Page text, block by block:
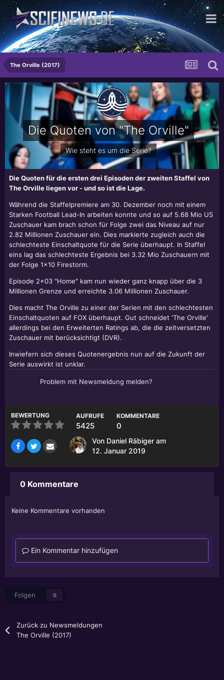
...mit dem mächtigen Spaß verständiger Eimer.
The Orville (2017)
Die Quoten von "The Orville"
Wie steht es um die Serie?
Die Quoten für die ersten drei Episoden der zweiten Staffel von
The Orville liegen vor - und so ist die Lage.
Während die Staffelpremiere am 30. Dezember noch mit einem
Starken Football Lead-In arbeiten konnte und so auf 5.68 Mio US
Zuschauer kam brach schon für Folge zwei das Niveau auf nur
2.82 Millionen Zuschauer ein. Dies markierte zugleich auch die
schlechteste Einschaltquote für die Serie überhaupt. In Staffel
eins lag das schlechteste Ergebnis bei 3.32 Mio Zuschauern mit
der Folge 1x10 Firestorm.
Episode 2x03 "Home" kam nun wieder ganz knapp über die 3
Millionen Grenze und erreichte 3.06 Millionen Zuschauer.
Dies macht The Orville zu einer der Serien mit den schlechtesten
Einschaltquoten auf FOX überhaupt. Gut schneidet 'The Orville'
allerdings bei den Erweiterten Ratings ab, die die zeitversetzten
Zuschauer mit berücksichtigt (DVR).
Inwiefern sich dieses Quotenergebnis nun auf die Zukunft der
Serie auswirkt ist unklar.
Problem mit Newsmeldung melden?
BEWERTUNG AUFRUFE
5425
KOMMENTARE
0
Von Daniel Räbiger am
12. Januar 2019
0 Kommentare
Keine Kommentare vorhanden
Ein Kommentar hinzufügen
Folgen 0
Zurück zu Newsmeldungen
The Orville (2017)